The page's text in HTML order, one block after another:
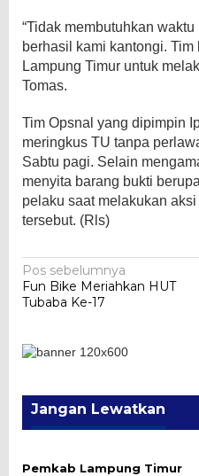
“Tidak membutuhkan
berhasil kami kantongi.
Lampung Timur untuk
Tomas.
Tim Opsnal yang dipimpin
meringkus TU tanpa
Sabtu pagi. Selain
menyita barang bukti
pelaku saat melakukan
tersebut. (Rls)
Navigasi
pos
Pos sebelumnya
Fun Bike Meriahkan HUT
Tubaba Ke-17
Jangan Lewatkan
Pemkab Lampung Timur